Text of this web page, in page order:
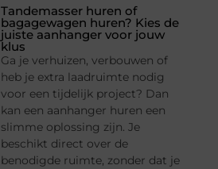
Tandemasser huren of
bagagewagen huren? Kies de
juiste aanhanger voor jouw
klus
Ga je verhuizen, verbouwen of
heb je extra laadruimte nodig
voor een tijdelijk project? Dan
kan een aanhanger huren een
slimme oplossing zijn. Je
beschikt direct over de
benodigde ruimte, zonder dat je